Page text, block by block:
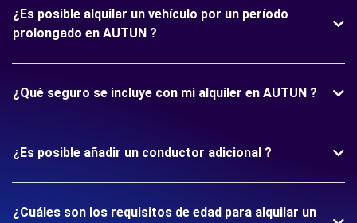
¿Es posible alquilar un vehículo por un período
prolongado en AUTUN ?
¿Qué seguro se incluye con mi alquiler en AUTUN ?
¿Es posible añadir un conductor adicional ?
¿Cuáles son los requisitos de edad para alquilar un